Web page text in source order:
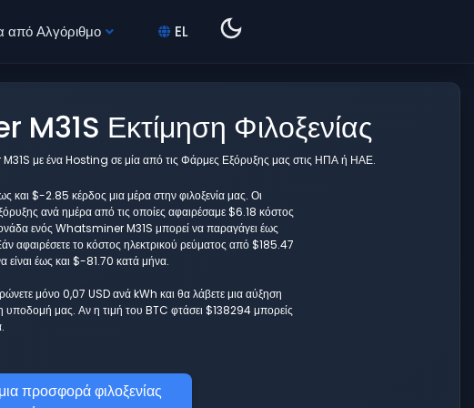
από Αλγόριθμο EL
Εκτίμηση Φιλοξενίας
με ένα Hosting σε μία από τις Φάρμες Εξόρυξης μας στις ΗΠΑ ή ΗΑΕ.
$-2.85 κέρδος μια μέρα στην φιλοξενία μας. Οι
ανά ημέρα από τις οποίες αφαιρέσαμε $6.18 κόστος
ενός Whatsminer M31S μπορεί να παραγάγει έως
αφαιρέσετε το κόστος ηλεκτρικού ρεύματος από $185.47
είναι έως και $-81.70 κατά μήνα.
μόνο 0,07 USD ανά kWh και θα λάβετε μια αύξηση
μας. Αν η τιμή του BTC φτάσει $138294 μπορείς
προσφορά φιλοξενίας